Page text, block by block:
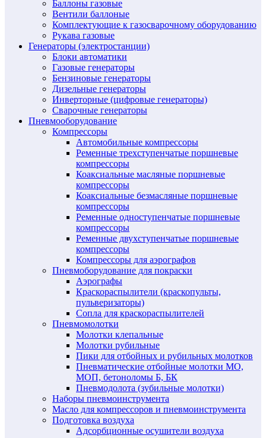
Баллоны газовые
Вентили баллоные
Комплектующие к газосварочному оборудованию
Рукава газовые
Генераторы (электростанции)
Блоки автоматики
Газовые генераторы
Бензиновые генераторы
Дизельные генераторы
Инверторные (цифровые генераторы)
Сварочные генераторы
Пневмооборудование
Компрессоры
Автомобильные компрессоры
Ременные трехступенчатые поршневые
компрессоры
Коаксиальные масляные поршневые
компрессоры
Коаксиальные безмасляные поршневые
компрессоры
Ременные одноступенчатые поршневые
компрессоры
Ременные двухступенчатые поршневые
компрессоры
Компрессоры для аэрографов
Пневмоборудование для покраски
Аэрографы
Краскораспылители (краскопульты,
пульверизаторы)
Сопла для краскораспылителей
Пневмомолотки
Молотки клепальные
Молотки рубильные
Пики для отбойных и рубильных молотков
Пневматические отбойные молотки МО,
МОП, бетоноломы Б, БК
Пневмодолота (зубильные молотки)
Наборы пневмоинструмента
Масло для компрессоров и пневмоинструмента
Подготовка воздуха
Адсорбционные осушители воздуха